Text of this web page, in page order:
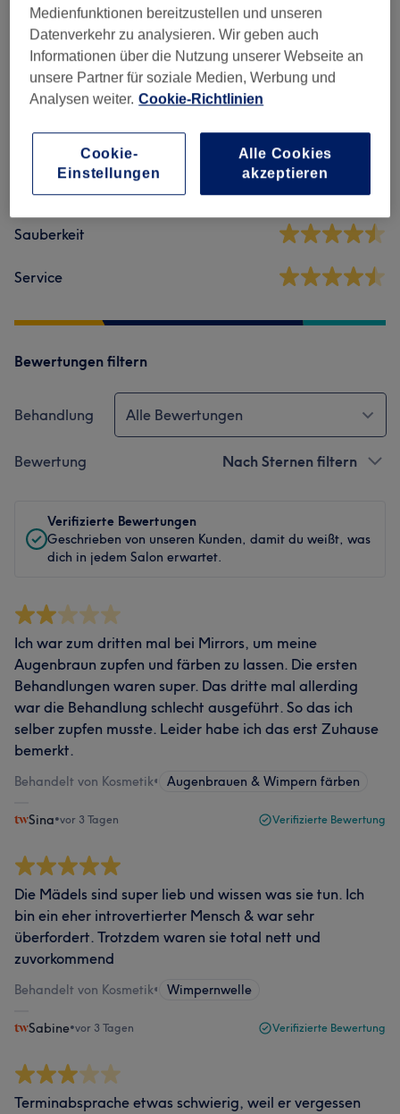
Salonbewertungen
4,4 41 Bewertungen
Ambiente
Sauberkeit
Service
Bewertungen filtern
Behandlung Alle Bewertungen
Bewertung Nach Sternen filtern
Verifizierte Bewertungen
Geschrieben von unseren Kunden, damit du weißt, was
dich in jedem Salon erwartet.
Ich war zum dritten mal bei Mirrors, um meine
Augenbraun zupfen und färben zu lassen. Die ersten
Behandlungen waren super. Das dritte mal allerding
war die Behandlung schlecht ausgeführt. So das ich
selber zupfen musste. Leider habe ich das erst Zuhause
bemerkt.
Behandelt von Kosmetik• Augenbrauen & Wimpern färben
Sina•vor 3 Tagen Verifizierte Bewertung
Die Mädels sind super lieb und wissen was sie tun. Ich
bin ein eher introvertierter Mensch & war sehr
überfordert. Trotzdem waren sie total nett und
zuvorkommend
Behandelt von Kosmetik• Wimpernwelle
Sabine•vor 3 Tagen Verifizierte Bewertung
Terminabsprache etwas schwierig, weil er vergessen
Medienfunktionen bereitzustellen und unseren
Datenverkehr zu analysieren. Wir geben auch
Informationen über die Nutzung unserer Webseite an
unsere Partner für soziale Medien, Werbung und
Analysen weiter. Cookie-Richtlinien
Cookie-
Einstellungen
Alle Cookies
akzeptieren